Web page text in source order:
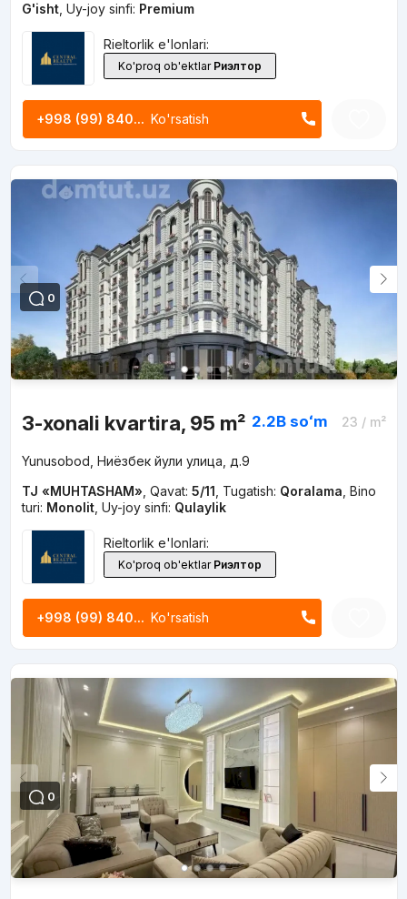
G'isht, Uy-joy sinfi: Premium
Rieltorlik e'lonlari:
Ko'proq ob'ektlar Риэлтор
+998 (99) 840... Ko'rsatish
0
3-xonali kvartira, 95 m² 2.2B soʻm 23 / m²
Yunusobod, Ниёзбек йули улица, д.9
TJ «MUHTASHAM» Qavat: 5/11 Tugatish: Qoralama Bino
turi: Monolit, Uy-joy sinfi: Qulaylik
Rieltorlik e'lonlari:
Ko'proq ob'ektlar Риэлтор
+998 (99) 840... Ko'rsatish
0